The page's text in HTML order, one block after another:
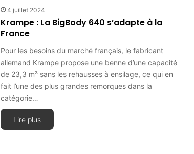
4 juillet 2024
Krampe : La BigBody 640 s’adapte à la
France
Pour les besoins du marché français, le fabricant
allemand Krampe propose une benne d’une capacité
de 23,3 m³ sans les rehausses à ensilage, ce qui en
fait l’une des plus grandes remorques dans la
catégorie…
Lire plus